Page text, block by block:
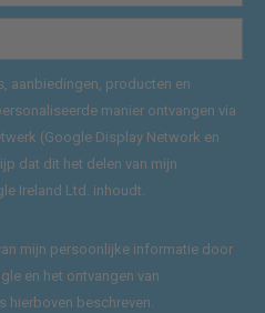
aanbiedingen, producten en
manier ontvangen via
(Google Display Network en
dat dit het delen van mijn
Ireland Ltd. inhoudt.
mijn persoonlijke informatie door
en het ontvangen van
hierboven beschreven.